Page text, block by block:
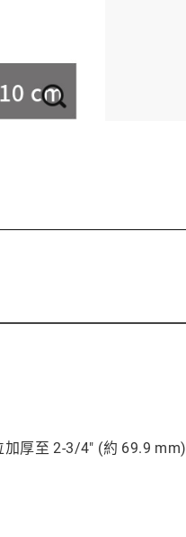
加厚至 2-3/4" (約 69.9 mm)